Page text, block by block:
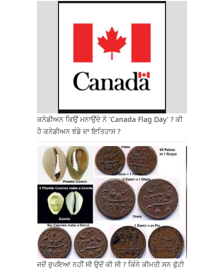
ਕਨੇਡੀਅਨ ਕਿਉਂ ਮਨਾਉਂਦੇ ਨੇ 'Canada Flag Day' ? ਕੀ
ਹੈ ਕਨੇਡੀਅਨ ਝੰਡੇ ਦਾ ਇਤਿਹਾਸ ?
ਜਦੋਂ ਰੁਪਇਆ ਨਹੀਂ ਸੀ ਉਦੋਂ ਕੀ ਸੀ ? ਕਿੰਨੇ ਕੀਮਤੀ ਸਨ ਫੁੱਟੀ